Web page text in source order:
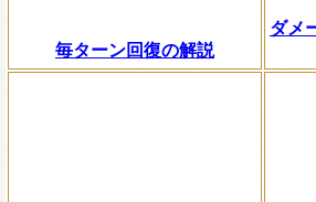
毎ターン回復の解説
ダメ